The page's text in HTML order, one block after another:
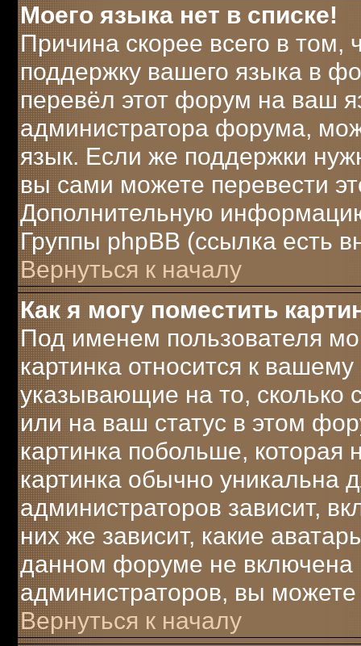
Моего языка нет в списке!
Причина скорее всего в том,
поддержку вашего языка в
перевёл этот форум на ваш
администратора форума,
язык. Если же поддержки
вы сами можете перевести
Дополнительную
Группы phpBB (ссылка есть
Вернуться к началу
Как я могу поместить
Под именем пользователя
картинка относится к
указывающие на то,
или на ваш статус в этом
картинка побольше, которая
картинка обычно уникальна
администраторов зависит,
них же зависит, какие
данном форуме не включена
администраторов, вы
Вернуться к началу